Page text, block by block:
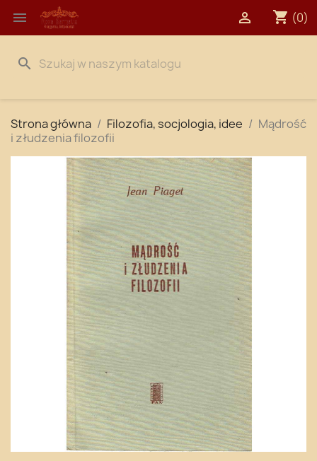
 shopping_cart (0)

search
Strona główna Filozofia, socjologia, idee
Mądrość
i złudzenia filozofii